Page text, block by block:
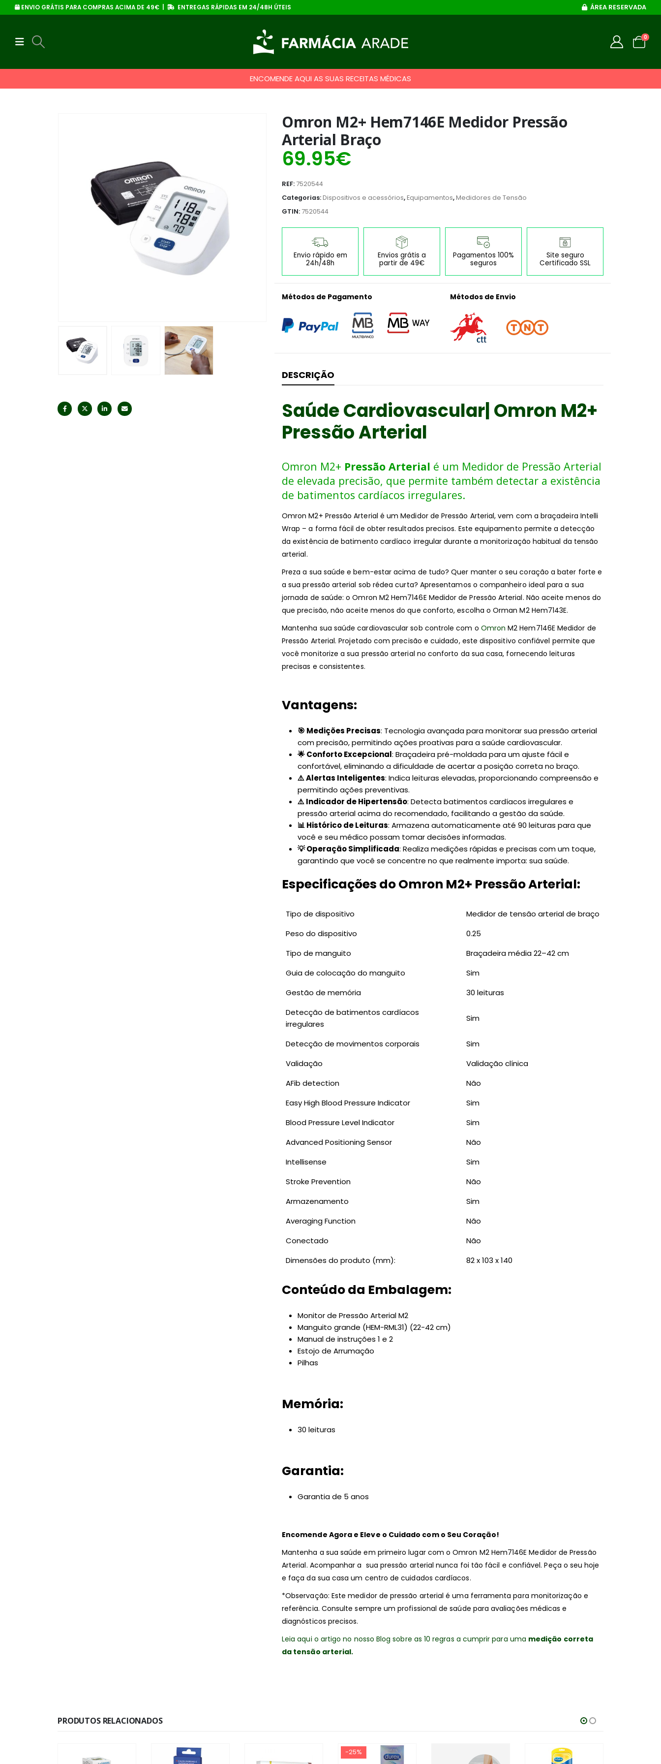
ENVIO GRÁTIS PARA COMPRAS ACIMA DE 49€ | ENTREGAS RÁPIDAS EM 24/48H ÚTEIS ÁREA RESERVADA
0
ENCOMENDE AQUI AS SUAS RECEITAS MÉDICAS
Omron M2+ Hem7146E Medidor Pressão
Arterial Braço
69.95€
REF: 7520544
Categorias:Dispositivos e acessórios,Equipamentos,Medidores de Tensão
GTIN: 7520544
Envio rápido em
24h/48h
Envios grátis a
partir de 49€
Pagamentos 100%
seguros
Site seguro
Certificado SSL
Métodos de Pagamento Métodos de Envio
DESCRIÇÃO
Saúde Cardiovascular| Omron M2+
Pressão Arterial
Omron M2+ Pressão Arterial é um Medidor de Pressão Arterial
de elevada precisão, que permite também detectar a existência
de batimentos cardíacos irregulares.
Omron M2+ Pressão Arterial é um Medidor de Pressão Arterial, vem com a braçadeira Intelli
Wrap – a forma fácil de obter resultados precisos. Este equipamento permite a detecção
da existência de batimento cardíaco irregular durante a monitorização habitual da tensão
arterial.
Preza a sua saúde e bem-estar acima de tudo? Quer manter o seu coração a bater forte e
a sua pressão arterial sob rédea curta? Apresentamos o companheiro ideal para a sua
jornada de saúde: o Omron M2 Hem7146E Medidor de Pressão Arterial. Não aceite menos do
que precisão, não aceite menos do que conforto, escolha o Orman M2 Hem7143E.
Mantenha sua saúde cardiovascular sob controle com o Omron M2 Hem7146E Medidor de
Pressão Arterial. Projetado com precisão e cuidado, este dispositivo confiável permite que
você monitorize a sua pressão arterial no conforto da sua casa, fornecendo leituras
precisas e consistentes.
Vantagens:
🎯 Medições Precisas: Tecnologia avançada para monitorar sua pressão arterial
com precisão, permitindo ações proativas para a saúde cardiovascular.
🌟 Conforto Excepcional: Braçadeira pré-moldada para um ajuste fácil e
confortável, eliminando a dificuldade de acertar a posição correta no braço.
⚠️ Alertas Inteligentes: Indica leituras elevadas, proporcionando compreensão e
permitindo ações preventivas.
⚠️Indicador de Hipertensão: Detecta batimentos cardíacos irregulares e
pressão arterial acima do recomendado, facilitando a gestão da saúde.
📊 Histórico de Leituras: Armazena automaticamente até 90 leituras para que
você e seu médico possam tomar decisões informadas.
💡 Operação Simplificada: Realiza medições rápidas e precisas com um toque,
garantindo que você se concentre no que realmente importa: sua saúde.
Especificações do Omron M2+ Pressão Arterial:
Tipo de dispositivo
Medidor de tensão arterial de braço
Peso do dispositivo
0.25
Tipo de manguito
Braçadeira média 22–42 cm
Guia de colocação do manguito
Sim
Gestão de memória
30 leituras
Detecção de batimentos cardíacos
irregulares
Sim
Detecção de movimentos corporais
Sim
Validação
Validação clínica
AFib detection
Não
Easy High Blood Pressure Indicator
Sim
Blood Pressure Level Indicator
Sim
Advanced Positioning Sensor
Não
Intellisense
Sim
Stroke Prevention
Não
Armazenamento
Sim
Averaging Function
Não
Conectado
Não
Dimensões do produto (mm):
82 x 103 x 140
Conteúdo da Embalagem:
Monitor de Pressão Arterial M2
Manguito grande (HEM-RML31) (22-42 cm)
Manual de instruções 1 e 2
Estojo de Arrumação
Pilhas
Memória:
30 leituras
Garantia:
Garantia de 5 anos
Encomende Agora e Eleve o Cuidado com o Seu Coração!
Mantenha a sua saúde em primeiro lugar com o Omron M2 Hem7146E Medidor de Pressão
Arterial. Acompanhar a sua pressão arterial nunca foi tão fácil e confiável. Peça o seu hoje
e faça da sua casa um centro de cuidados cardíacos.
*Observação: Este medidor de pressão arterial é uma ferramenta para monitorização e
referência. Consulte sempre um profissional de saúde para avaliações médicas e
diagnósticos precisos.
Leia aqui o artigo no nosso Blog sobre as 10 regras a cumprir para uma medição correta
da tensão arterial.
PRODUTOS RELACIONADOS